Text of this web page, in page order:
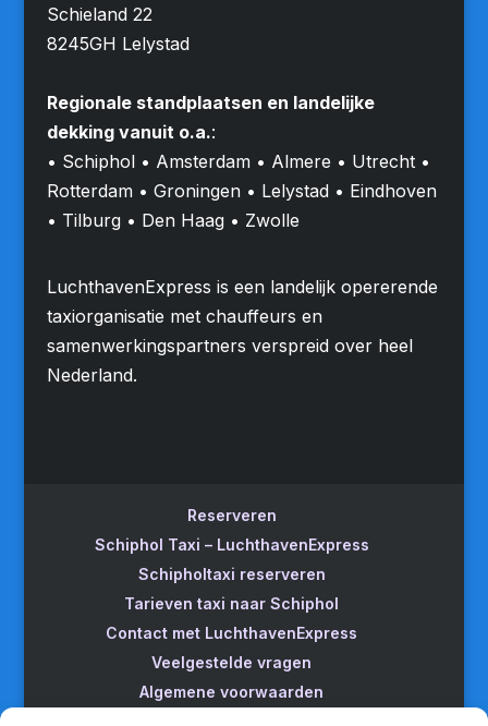
Schieland 22
8245GH Lelystad
Regionale standplaatsen en landelijke
dekking vanuit o.a.:
• Schiphol • Amsterdam • Almere • Utrecht •
Rotterdam • Groningen • Lelystad • Eindhoven
• Tilburg • Den Haag • Zwolle
LuchthavenExpress is een landelijk opererende
taxiorganisatie met chauffeurs en
samenwerkingspartners verspreid over heel
Nederland.
Reserveren
Schiphol Taxi – LuchthavenExpress
Schipholtaxi reserveren
Tarieven taxi naar Schiphol
Contact met LuchthavenExpress
Veelgestelde vragen
Algemene voorwaarden